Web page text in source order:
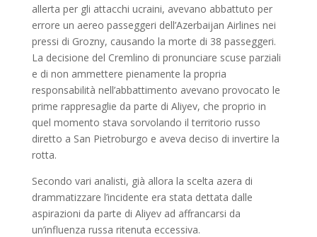
allerta per gli attacchi ucraini, avevano abbattuto per
errore un aereo passeggeri dell’Azerbaijan Airlines nei
pressi di Grozny, causando la morte di 38 passeggeri.
La decisione del Cremlino di pronunciare scuse parziali
e di non ammettere pienamente la propria
responsabilità nell’abbattimento avevano provocato le
prime rappresaglie da parte di Aliyev, che proprio in
quel momento stava sorvolando il territorio russo
diretto a San Pietroburgo e aveva deciso di invertire la
rotta.
Secondo vari analisti, già allora la scelta azera di
drammatizzare l’incidente era stata dettata dalle
aspirazioni da parte di Aliyev ad affrancarsi da
un’influenza russa ritenuta eccessiva.